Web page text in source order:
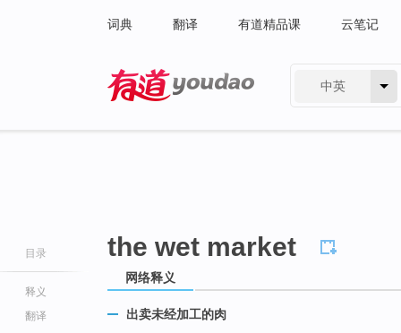
词典 翻译 有道精品课 云笔记
中英
目录
释义
翻译
the wet market
网络释义
出卖未经加工的肉